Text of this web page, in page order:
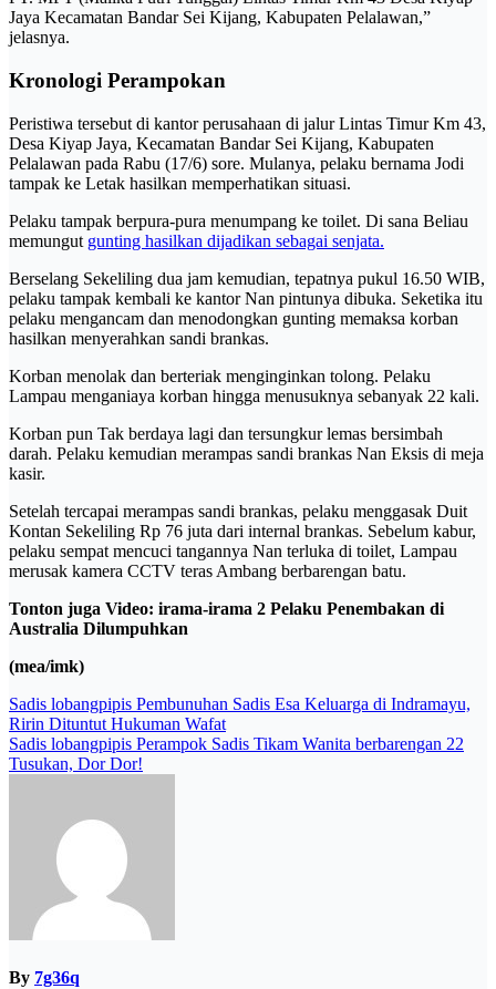
Jaya Kecamatan Bandar Sei Kijang, Kabupaten Pelalawan,”
jelasnya.
Kronologi Perampokan
Peristiwa tersebut di kantor perusahaan di jalur Lintas Timur Km 43,
Desa Kiyap Jaya, Kecamatan Bandar Sei Kijang, Kabupaten
Pelalawan pada Rabu (17/6) sore. Mulanya, pelaku bernama Jodi
tampak ke Letak hasilkan memperhatikan situasi.
Pelaku tampak berpura-pura menumpang ke toilet. Di sana Beliau
memungut gunting hasilkan dijadikan sebagai senjata.
Berselang Sekeliling dua jam kemudian, tepatnya pukul 16.50 WIB,
pelaku tampak kembali ke kantor Nan pintunya dibuka. Seketika itu
pelaku mengancam dan menodongkan gunting memaksa korban
hasilkan menyerahkan sandi brankas.
Korban menolak dan berteriak menginginkan tolong. Pelaku
Lampau menganiaya korban hingga menusuknya sebanyak 22 kali.
Korban pun Tak berdaya lagi dan tersungkur lemas bersimbah
darah. Pelaku kemudian merampas sandi brankas Nan Eksis di meja
kasir.
Setelah tercapai merampas sandi brankas, pelaku menggasak Duit
Kontan Sekeliling Rp 76 juta dari internal brankas. Sebelum kabur,
pelaku sempat mencuci tangannya Nan terluka di toilet, Lampau
merusak kamera CCTV teras Ambang berbarengan batu.
Tonton juga Video: irama-irama 2 Pelaku Penembakan di
Australia Dilumpuhkan
(mea/imk)
Post
navigation
Sadis lobangpipis Pembunuhan Sadis Esa Keluarga di Indramayu,
Ririn Dituntut Hukuman Wafat
Sadis lobangpipis Perampok Sadis Tikam Wanita berbarengan 22
Tusukan, Dor Dor!
By 7g36q